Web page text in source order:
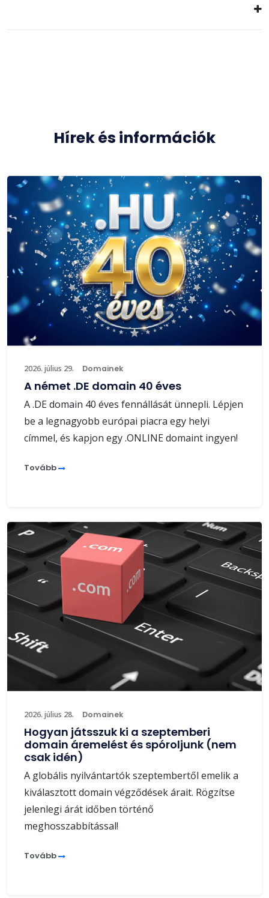
Hírek és információk
2026. július 29. Domainek
A német .DE domain 40 éves
A .DE domain 40 éves fennállását ünnepli. Lépjen
be a legnagyobb európai piacra egy helyi
címmel, és kapjon egy .ONLINE domaint ingyen!
Tovább
2026. július 28. Domainek
Hogyan játsszuk ki a szeptemberi
domain áremelést és spóroljunk (nem
csak idén)
A globális nyilvántartók szeptembertől emelik a
kiválasztott domain végződések árait. Rögzítse
jelenlegi árát időben történő
meghosszabbítással!
Tovább